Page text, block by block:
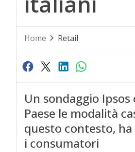
Home Retail
Un sondaggio
Paese le modalità
questo contesto,
i consumatori